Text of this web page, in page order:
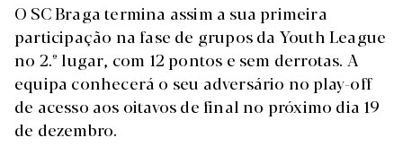
O SC Braga termina assim a sua primeira
participação na fase de grupos da Youth League
no 2.º lugar, com 12 pontos e sem derrotas. A
equipa conhecerá o seu adversário no play-off
de acesso aos oitavos de final no próximo dia 19
de dezembro.